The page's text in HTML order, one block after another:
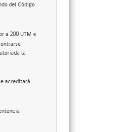
del Código
a 200 UTM e
la
acreditará